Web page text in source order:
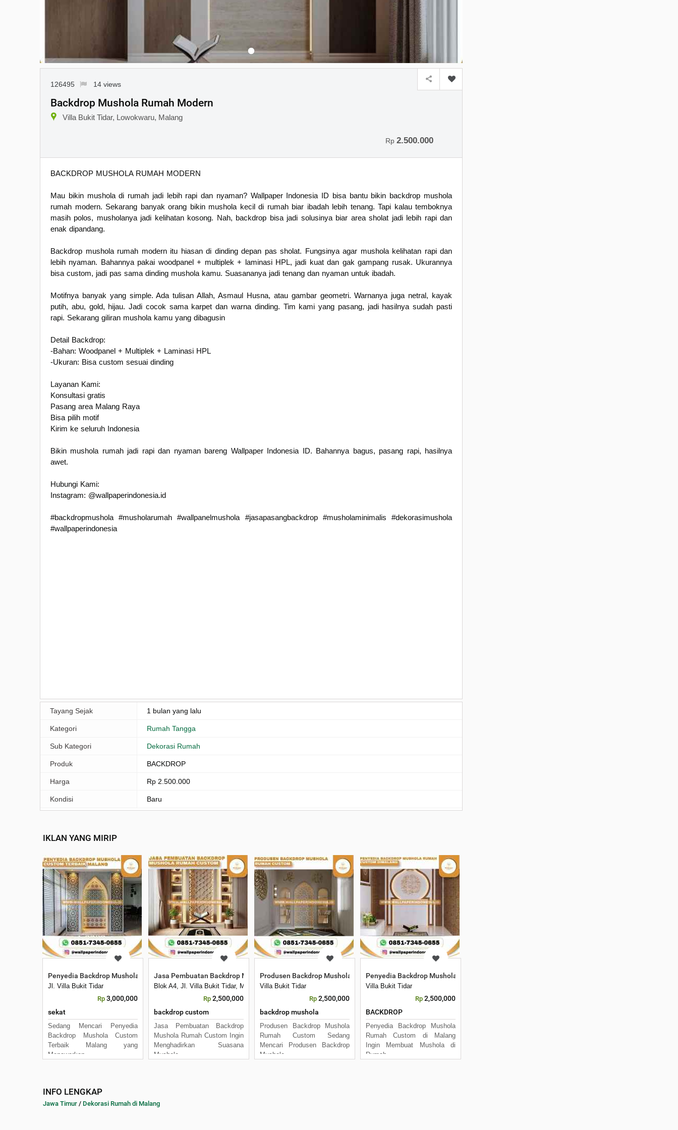
126495 14 views
Backdrop Mushola Rumah Modern
Villa Bukit Tidar, Lowokwaru, Malang
Rp 2.500.000
BACKDROP MUSHOLA RUMAH MODERN
Mau bikin mushola di rumah jadi lebih rapi dan nyaman? Wallpaper Indonesia ID bisa bantu bikin backdrop mushola
rumah modern. Sekarang banyak orang bikin mushola kecil di rumah biar ibadah lebih tenang. Tapi kalau temboknya
masih polos, musholanya jadi kelihatan kosong. Nah, backdrop bisa jadi solusinya biar area sholat jadi lebih rapi dan
enak dipandang.
Backdrop mushola rumah modern itu hiasan di dinding depan pas sholat. Fungsinya agar mushola kelihatan rapi dan
lebih nyaman. Bahannya pakai woodpanel + multiplek + laminasi HPL, jadi kuat dan gak gampang rusak. Ukurannya
bisa custom, jadi pas sama dinding mushola kamu. Suasananya jadi tenang dan nyaman untuk ibadah.
Motifnya banyak yang simple. Ada tulisan Allah, Asmaul Husna, atau gambar geometri. Warnanya juga netral, kayak
putih, abu, gold, hijau. Jadi cocok sama karpet dan warna dinding. Tim kami yang pasang, jadi hasilnya sudah pasti
rapi. Sekarang giliran mushola kamu yang dibagusin
Detail Backdrop:
-Bahan: Woodpanel + Multiplek + Laminasi HPL
-Ukuran: Bisa custom sesuai dinding
Layanan Kami:
Konsultasi gratis
Pasang area Malang Raya
Bisa pilih motif
Kirim ke seluruh Indonesia
Bikin mushola rumah jadi rapi dan nyaman bareng Wallpaper Indonesia ID. Bahannya bagus, pasang rapi, hasilnya
awet.
Hubungi Kami:
Instagram: @wallpaperindonesia.id
#backdropmushola #musholarumah #wallpanelmushola #jasapasangbackdrop #musholaminimalis #dekorasimushola
#wallpaperindonesia
Tayang Sejak 1 bulan yang lalu
Kategori Rumah Tangga
Sub Kategori Dekorasi Rumah
Produk BACKDROP
Harga Rp 2.500.000
Kondisi Baru
IKLAN YANG MIRIP
Penyedia Backdrop Mushola Custom Terbaik Malang
Jl. Villa Bukit Tidar
Rp 3,000,000
sekat
Sedang Mencari Penyedia
Backdrop Mushola Custom
Terbaik Malang yang
Menawarkan
Jasa Pembuatan Backdrop Mushola Rumah Custom
Blok A4, Jl. Villa Bukit Tidar, Merjosari, Kec. Lowokwaru, Kota Malang, Jawa Timur 65144
Rp 2,500,000
backdrop custom
Jasa Pembuatan Backdrop
Mushola Rumah Custom Ingin
Menghadirkan Suasana
Mushola
Produsen Backdrop Mushola Rumah Custom
Villa Bukit Tidar
Rp 2,500,000
backdrop mushola
Produsen Backdrop Mushola
Rumah Custom Sedang
Mencari Produsen Backdrop
Mushola
Penyedia Backdrop Mushola Rumah Custom di Malang Ingin Membuat M
Villa Bukit Tidar
Rp 2,500,000
BACKDROP
Penyedia Backdrop Mushola
Rumah Custom di Malang
Ingin Membuat Mushola di
Rumah
INFO LENGKAP
Jawa Timur / Dekorasi Rumah di Malang